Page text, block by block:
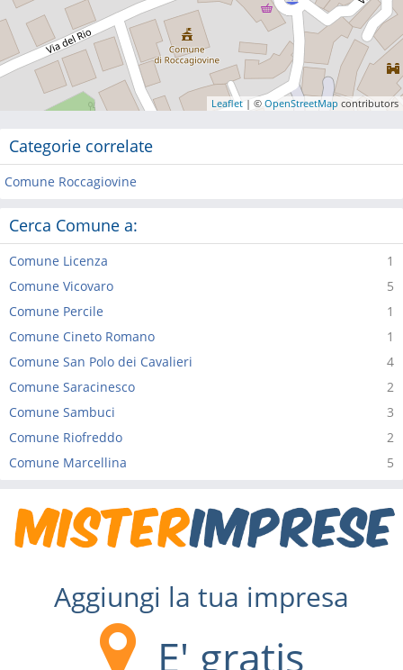
Leaflet | © OpenStreetMap contributors
Categorie correlate
Comune Roccagiovine
Cerca Comune a:
1
Comune Licenza
5
Comune Vicovaro
1
Comune Percile
1
Comune Cineto Romano
4
Comune San Polo dei Cavalieri
2
Comune Saracinesco
3
Comune Sambuci
2
Comune Riofreddo
5
Comune Marcellina
Aggiungi la tua impresa
E' gratis